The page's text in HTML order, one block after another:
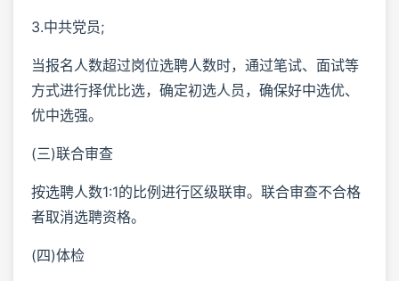
3.中共党员;
当报名人数超过岗位选聘人数时，通过笔试、面试等
方式进行择优比选，确定初选人员，确保好中选优、
优中选强。
(三)联合审查
按选聘人数1:1的比例进行区级联审。联合审查不合格
者取消选聘资格。
(四)体检